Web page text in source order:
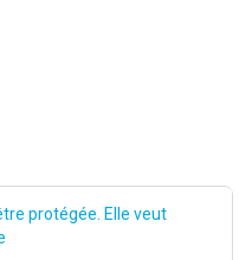
protégée. Elle veut